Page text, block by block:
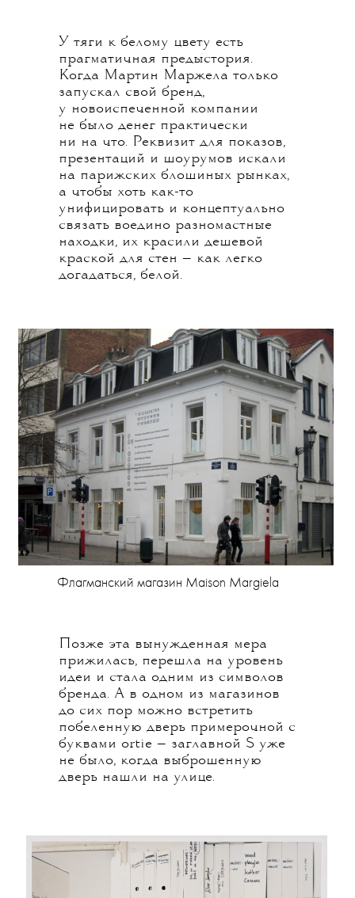
У тяги к белому цвету есть
прагматичная предыстория.
Когда Мартин Маржела только
запускал свой бренд,
у новоиспеченной компании
не было денег практически
ни на что. Реквизит для показов,
презентаций и шоурумов искали
на парижских блошиных рынках,
а чтобы хоть как-то
унифицировать и концептуально
связать воедино разномастные
находки, их красили дешевой
краской для стен — как легко
догадаться, белой.
Флагманский магазин Maison Margiela
Позже эта вынужденная мера
прижилась, перешла на уровень
идеи и стала одним из символов
бренда. А в одном из магазинов
до сих пор можно встретить
побеленную дверь примерочной с
буквами ortie — заглавной S уже
не было, когда выброшенную
дверь нашли на улице.